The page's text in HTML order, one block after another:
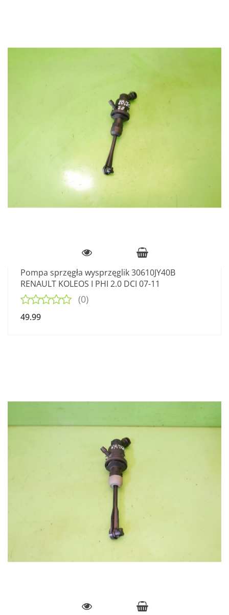
Pompa sprzęgła wysprzęglik 30610JY40B
RENAULT KOLEOS I PHI 2.0 DCI 07-11
(0)
49.99